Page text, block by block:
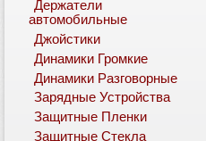
Держатели
автомобильные
Джойстики
Динамики Громкие
Динамики Разговорные
Зарядные Устройства
Защитные Пленки
Защитные Стекла